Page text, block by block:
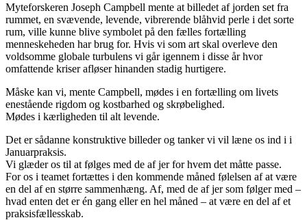
Myteforskeren Joseph Campbell mente at billedet af jorden set fra
rummet, en svævende, levende, vibrerende blåhvid perle i det sorte
rum, ville kunne blive symbolet på den fælles fortælling
menneskeheden har brug for. Hvis vi som art skal overleve den
voldsomme globale turbulens vi går igennem i disse år hvor
omfattende kriser afløser hinanden stadig hurtigere.
Måske kan vi, mente Campbell, mødes i en fortælling om livets
enestående rigdom og kostbarhed og skrøbelighed.
Mødes i kærligheden til alt levende.
Det er sådanne konstruktive billeder og tanker vi vil læne os ind i i
Januarpraksis.
Vi glæder os til at følges med de af jer for hvem det måtte passe.
For os i teamet fortættes i den kommende måned følelsen af at være
en del af en større sammenhæng. Af, med de af jer som følger med –
hvad enten det er én gang eller en hel måned – at være en del af et
praksisfællesskab.